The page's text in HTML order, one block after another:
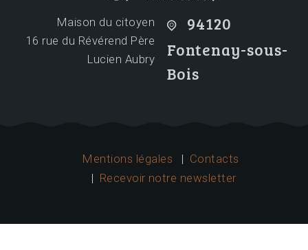
94120
Fontenay-sous-
Bois
Maison du citoyen
16 rue du Révérend Père
Lucien Aubry
Mentions légales
Contacts
Recevoir notre newsletter